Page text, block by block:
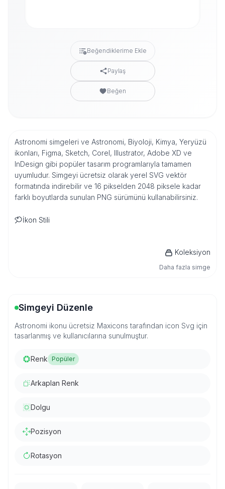
Beğendiklerime Ekle
Paylaş
Beğen
Astronomi simgeleri ve Astronomi, Biyoloji, Kimya, Yeryüzü
ikonları, Figma, Sketch, Corel, Illustrator, Adobe XD ve
InDesign gibi popüler tasarım programlarıyla tamamen
uyumludur. Simgeyi ücretsiz olarak yerel SVG vektör
formatında indirebilir ve 16 pikselden 2048 piksele kadar
farklı boyutlarda sunulan PNG sürümünü kullanabilirsiniz.
İkon Stili
Koleksiyon
Daha fazla simge
Simgeyi Düzenle
Astronomi ikonu ücretsiz Maxicons tarafından icon Svg için
tasarlanmış ve kullanıcılarına sunulmuştur.
Renk Popüler
Arkaplan Renk
Dolgu
Pozisyon
Rotasyon